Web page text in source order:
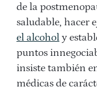
de la
saludable, hacer
el alcohol y
puntos
insiste también
médicas de